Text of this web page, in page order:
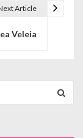
Article
Veleia